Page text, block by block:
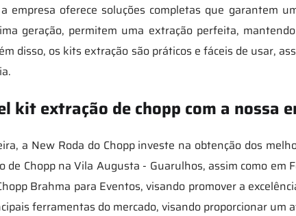
empresa oferece soluções completas que garantem
geração, permitem uma extração perfeita,
disso, os kits extração são práticos e fáceis de usar,
kit extração de chopp com a nossa
a New Roda do Chopp investe na obtenção dos
Chopp na Vila Augusta - Guarulhos, assim como em
Brahma para Eventos, visando promover a
ferramentas do mercado, visando proporcionar um